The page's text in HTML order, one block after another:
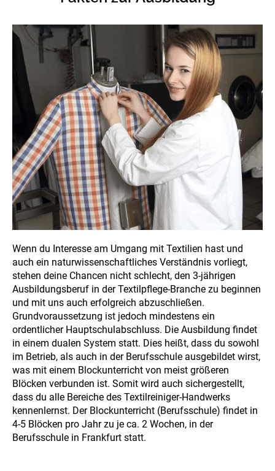
Wenn du Interesse am Umgang mit Textilien hast und
auch ein naturwissenschaftliches Verständnis vorliegt,
stehen deine Chancen nicht schlecht, den 3-jährigen
Ausbildungsberuf in der Textilpflege-Branche zu beginnen
und mit uns auch erfolgreich abzuschließen.
Grundvoraussetzung ist jedoch mindestens ein
ordentlicher Hauptschulabschluss. Die Ausbildung findet
in einem dualen System statt. Dies heißt, dass du sowohl
im Betrieb, als auch in der Berufsschule ausgebildet wirst,
was mit einem Blockunterricht von meist größeren
Blöcken verbunden ist. Somit wird auch sichergestellt,
dass du alle Bereiche des Textilreiniger-Handwerks
kennenlernst. Der Blockunterricht (Berufsschule) findet in
4-5 Blöcken pro Jahr zu je ca. 2 Wochen, in der
Berufsschule in Frankfurt statt.